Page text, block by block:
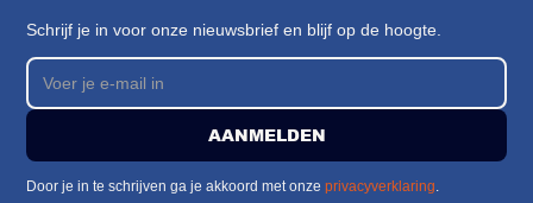
Schrijf je in voor onze nieuwsbrief en blijf op de hoogte.
Door je in te schrijven ga je akkoord met onzeprivacyverklaring.